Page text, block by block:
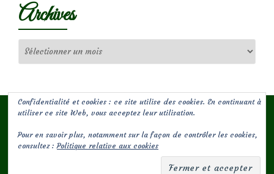
Archives
(c) Les Jardins de Malorie
Menu
envelope-
Confidentialité et cookies : ce site utilise des cookies. En continuant à
utiliser ce site Web, vous acceptez leur utilisation.
Pour en savoir plus, notamment sur la façon de contrôler les cookies,
consultez :Politique relative aux cookies